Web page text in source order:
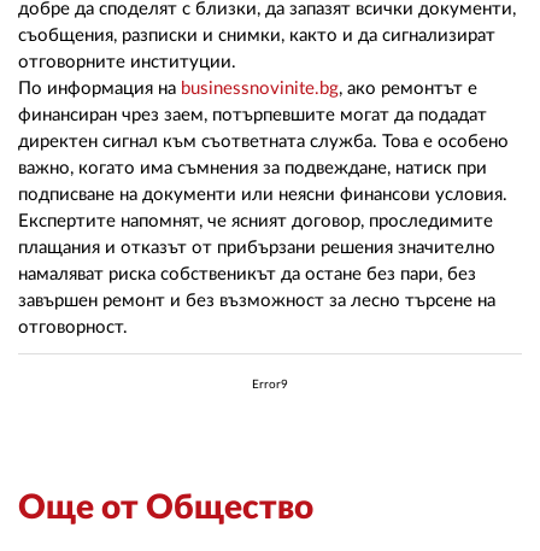
добре да споделят с близки, да запазят всички документи,
съобщения, разписки и снимки, както и да сигнализират
отговорните институции.
По информация на businessnovinite.bg, ако ремонтът е
финансиран чрез заем, потърпевшите могат да подадат
директен сигнал към съответната служба. Това е особено
важно, когато има съмнения за подвеждане, натиск при
подписване на документи или неясни финансови условия.
Експертите напомнят, че ясният договор, проследимите
плащания и отказът от прибързани решения значително
намаляват риска собственикът да остане без пари, без
завършен ремонт и без възможност за лесно търсене на
отговорност.
Error9
Още от Общество